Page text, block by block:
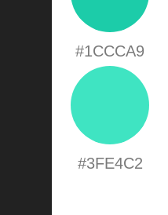
#1CCCA9
#3FE4C2